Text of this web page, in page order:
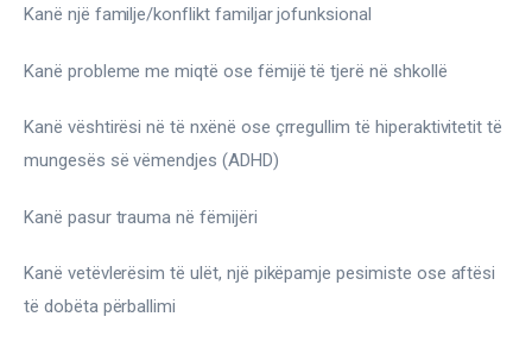
Kanë një familje/konflikt familjar jofunksional
Kanë probleme me miqtë ose fëmijë të tjerë në shkollë
Kanë vështirësi në të nxënë ose çrregullim të hiperaktivitetit të
mungesës së vëmendjes (ADHD)
Kanë pasur trauma në fëmijëri
Kanë vetëvlerësim të ulët, një pikëpamje pesimiste ose aftësi
të dobëta përballimi